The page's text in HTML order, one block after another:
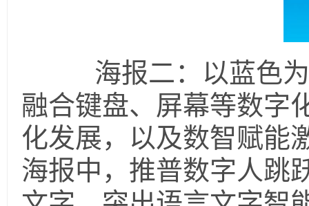
海报二：以蓝色为
融合键盘、屏幕等数字
化发展，以及数智赋能
海报中，推普数字人跳